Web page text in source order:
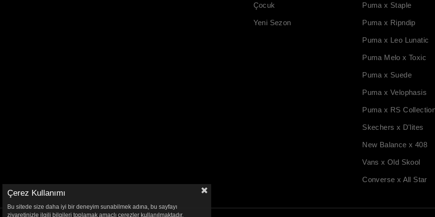
Çocuk
Yeni Sezon
Puma x Staple
Puma x Ripndip
Puma x Leo Lunatic
Puma Melo x Toxic
Puma x Suede
Puma x Velophasis
Puma x RS
Skechers x D'lites
New Balance x 408
Vans x Old Skool
Converse x All Star
Çerez Kullanımı
Bu sitede size daha iyi bir deneyim sunabilmek adına, bu sayfayı
ziyaretinizle ilgili bilgileri toplamak amaçlı çerezler kullanılmaktadır.